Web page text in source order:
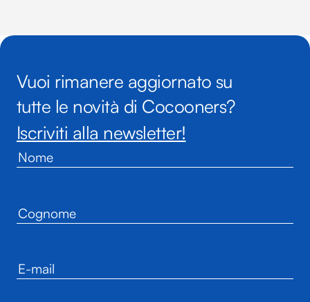
Vuoi rimanere aggiornato su
tutte le novità di Cocooners?
Iscriviti alla newsletter!